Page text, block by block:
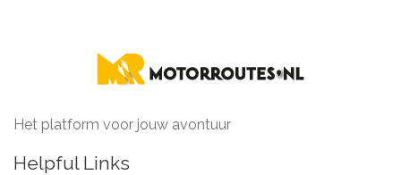
Het platform voor jouw avontuur
Helpful Links